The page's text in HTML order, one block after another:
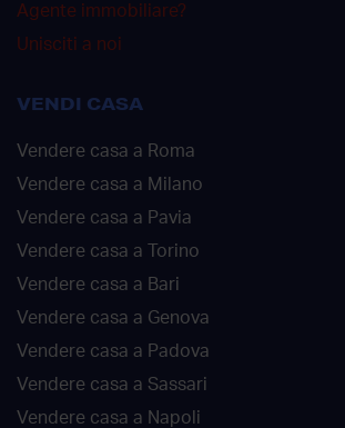
Agente immobiliare?
Unisciti a noi
VENDI CASA
Vendere casa a Roma
Vendere casa a Milano
Vendere casa a Pavia
Vendere casa a Torino
Vendere casa a Bari
Vendere casa a Genova
Vendere casa a Padova
Vendere casa a Sassari
Vendere casa a Napoli